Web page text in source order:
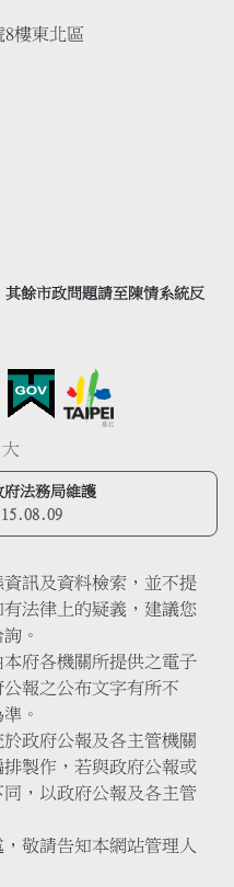
8樓東北區
餘市政問題請至陳情系統反
大
府法務局維護
訊及資料檢索，並不提
法律上的疑義，建議您
。
府各機關所提供之電子
報之公布文字有所不
。
政府公報及各主管機關
製作，若與政府公報或
，以政府公報及各主管
敬請告知本網站管理人